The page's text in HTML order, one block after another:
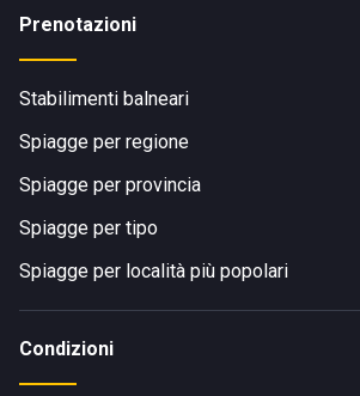
Prenotazioni
Stabilimenti balneari
Spiagge per regione
Spiagge per provincia
Spiagge per tipo
Spiagge per località più popolari
Condizioni